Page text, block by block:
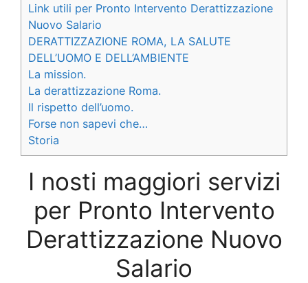
Link utili per Pronto Intervento Derattizzazione
Nuovo Salario
DERATTIZZAZIONE ROMA, LA SALUTE
DELL’UOMO E DELL’AMBIENTE
La mission.
La derattizzazione Roma.
Il rispetto dell’uomo.
Forse non sapevi che…
Storia
I nosti maggiori servizi
per Pronto Intervento
Derattizzazione Nuovo
Salario